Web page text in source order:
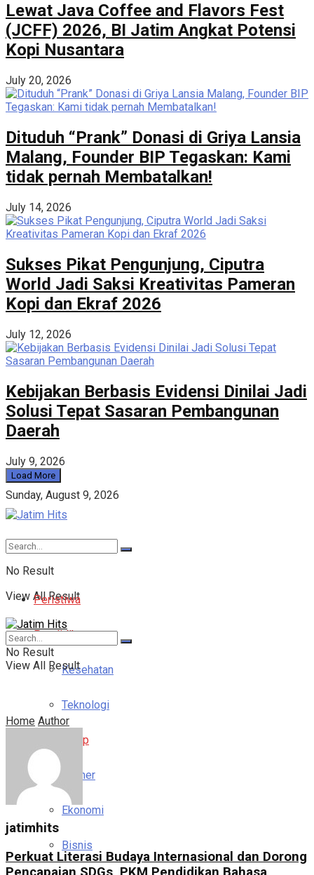
Lewat Java Coffee and Flavors Fest
(JCFF) 2026, BI Jatim Angkat Potensi
Kopi Nusantara
July 20, 2026
Dituduh “Prank” Donasi di Griya Lansia
Malang, Founder BIP Tegaskan: Kami
tidak pernah Membatalkan!
July 14, 2026
Sukses Pikat Pengunjung, Ciputra
World Jadi Saksi Kreativitas Pameran
Kopi dan Ekraf 2026
July 12, 2026
Kebijakan Berbasis Evidensi Dinilai Jadi
Solusi Tepat Sasaran Pembangunan
Daerah
July 9, 2026
Load More
Sunday, August 9, 2026
No Result
View All Result
Peristiwa
Pendidikan
Kesehatan
Teknologi
Gaya Hidup
Kuliner
Ekonomi
Bisnis
No Result
View All Result
Home Author
jatimhits
Perkuat Literasi Budaya Internasional dan Dorong